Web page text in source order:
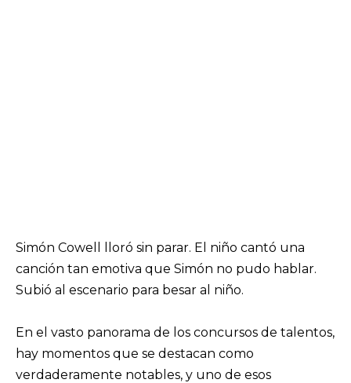
Simón Cowell lloró sin parar. El niño cantó una
canción tan emotiva que Simón no pudo hablar.
Subió al escenario para besar al niño.
En el vasto panorama de los concursos de talentos,
hay momentos que se destacan como
verdaderamente notables, y uno de esos